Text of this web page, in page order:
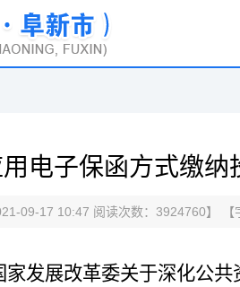
电子保函方式缴纳
09-17 10:47 阅读次数： 3924760】 【
发展改革委关于深化公